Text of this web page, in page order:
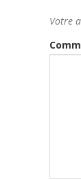
Votre